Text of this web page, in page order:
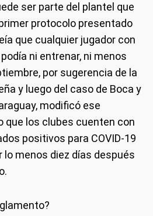
ser parte del plantel que
protocolo presentado
que cualquier jugador con
ni entrenar, ni menos
por sugerencia de la
y luego del caso de Boca y
modificó ese
que los clubes cuenten con
positivos para COVID-19
lo menos diez días después